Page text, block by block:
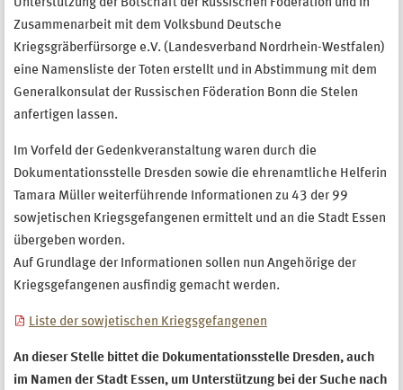
Unterstützung der Botschaft der Russischen Föderation und in
Zusammenarbeit mit dem Volksbund Deutsche
Kriegsgräberfürsorge e.V. (Landesverband Nordrhein-Westfalen)
eine Namensliste der Toten erstellt und in Abstimmung mit dem
Generalkonsulat der Russischen Föderation Bonn die Stelen
anfertigen lassen.
Im Vorfeld der Gedenkveranstaltung waren durch die
Dokumentationsstelle Dresden sowie die ehrenamtliche Helferin
Tamara Müller weiterführende Informationen zu 43 der 99
sowjetischen Kriegsgefangenen ermittelt und an die Stadt Essen
übergeben worden.
Auf Grundlage der Informationen sollen nun Angehörige der
Kriegsgefangenen ausfindig gemacht werden.
Liste der sowjetischen Kriegsgefangenen
An dieser Stelle bittet die Dokumentationsstelle Dresden, auch
im Namen der Stadt Essen, um Unterstützung bei der Suche nach